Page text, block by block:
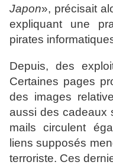
Japon», précisait
expliquant une
pirates
Depuis, des
Certaines pages
des images
aussi des cadeaux
mails circulent
liens supposés
terroriste. Ces